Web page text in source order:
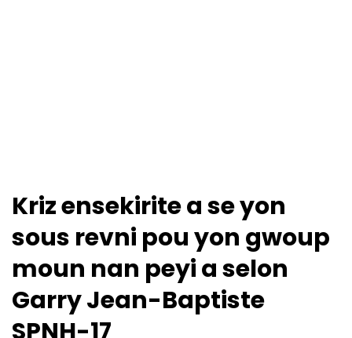
Kriz ensekirite a se yon
sous revni pou yon gwoup
moun nan peyi a selon
Garry Jean-Baptiste
SPNH-17